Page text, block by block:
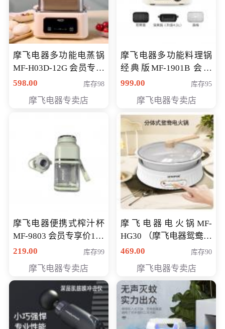
摩飞电器多功能电蒸锅
MF-H03D-12G 会员专享
价398元
598.00 库存98
摩飞电器专卖店
摩飞电器多功能料理锅
经典版MF-1901B 会员
专享价399元
999.00 库存95
摩飞电器专卖店
摩飞电器便携式榨汁杯
MF-9803 会员专享价138
元
219.00 库存99
摩飞电器专卖店
摩飞电器电火锅MF-
HG30 （摩飞电器鸳鸯锅
MF-HG30 ） 会员专享价
469.00 库存90
摩飞电器专卖店